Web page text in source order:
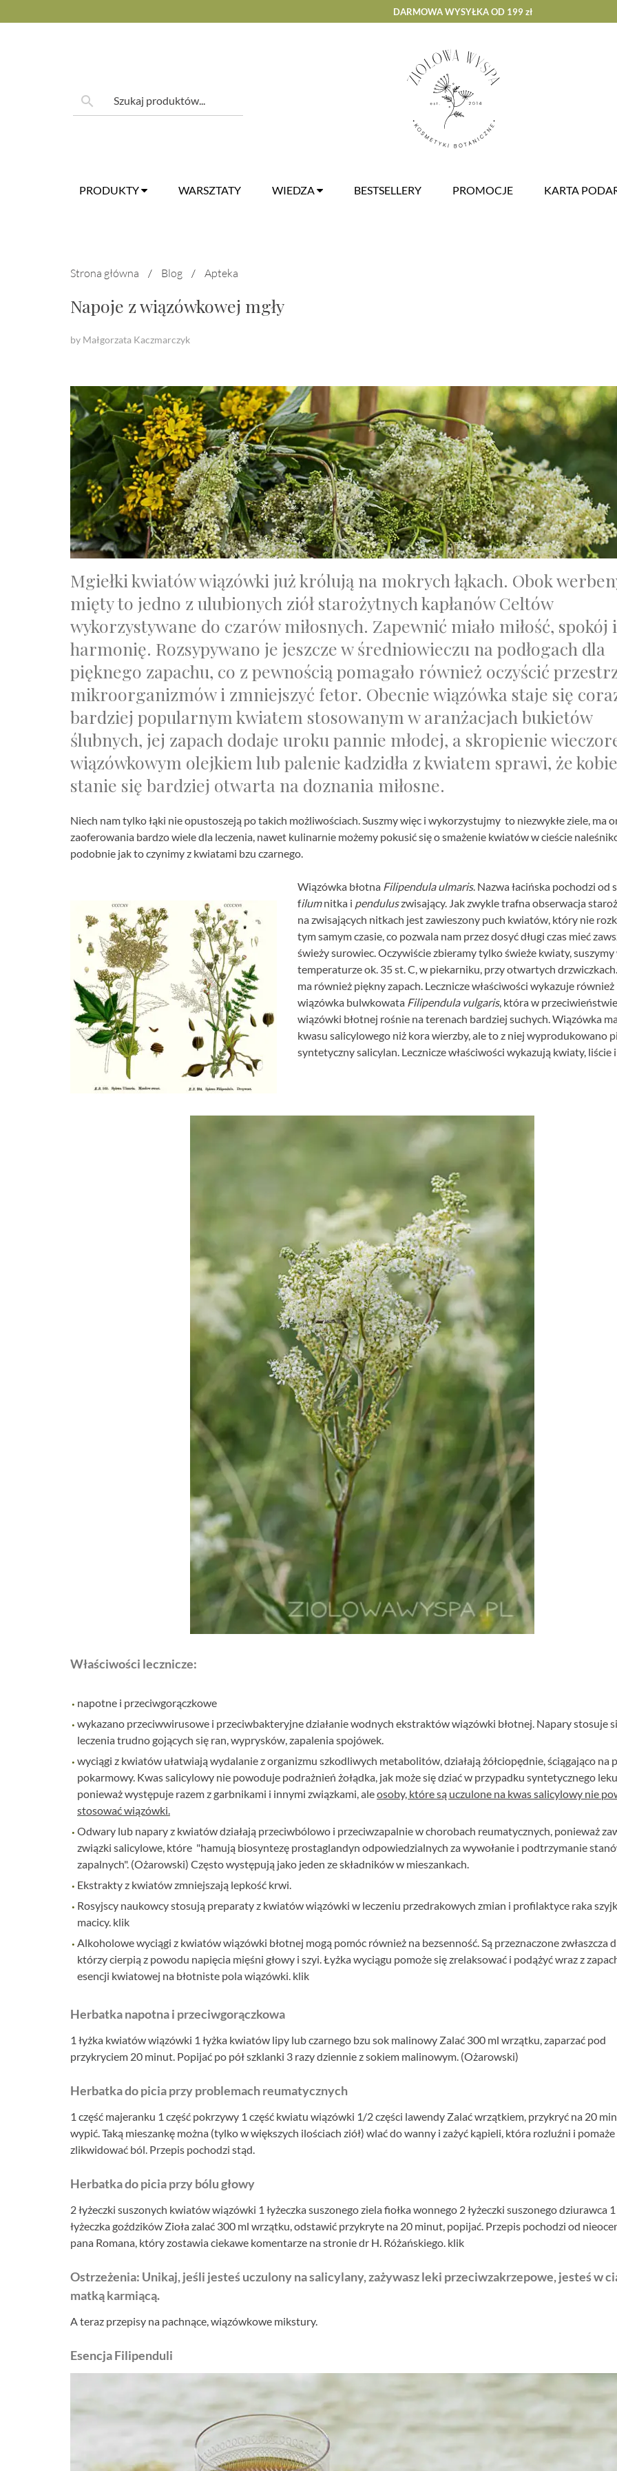
to
DARMOWA WYSYŁKA OD 199 zł
search
PRODUKTY WARSZTATY WIEDZA BESTSELLERY PROMOCJE KARTA
Strona główna / Blog / Apteka
Napoje z wiązówkowej mgły
by Małgorzata Kaczmarczyk
Mgiełki kwiatów wiązówki już królują na mokrych łąkach. Obok
mięty to jedno z ulubionych ziół starożytnych kapłanów Celtów
wykorzystywane do czarów miłosnych. Zapewnić miało miłość, spokój i
harmonię. Rozsypywano je jeszcze w średniowieczu na podłogach dla
pięknego zapachu, co z pewnością pomagało również oczyścić
mikroorganizmów i zmniejszyć fetor. Obecnie wiązówka staje się
bardziej popularnym kwiatem stosowanym w aranżacjach bukietów
ślubnych, jej zapach dodaje uroku pannie młodej, a skropienie
wiązówkowym olejkiem lub palenie kadzidła z kwiatem sprawi, że
stanie się bardziej otwarta na doznania miłosne.
Niech nam tylko łąki nie opustoszeją po takich możliwościach. Suszmy więc i wykorzystujmy to niezwykłe ziele, ma
zaoferowania bardzo wiele dla leczenia, nawet kulinarnie możemy pokusić się o smażenie kwiatów w cieście
podobnie jak to czynimy z kwiatami bzu czarnego.
Wiązówka błotna Filipendula ulmaris. Nazwa łacińska pochodzi od
filumnitka i penduluszwisający. Jak zwykle trafna obserwacja
na zwisających nitkach jest zawieszony puch kwiatów, który nie
tym samym czasie, co pozwala nam przez dosyć długi czas mieć
świeży surowiec. Oczywiście zbieramy tylko świeże kwiaty, suszymy
temperaturze ok. 35 st. C, w piekarniku, przy otwartych
ma również piękny zapach. Lecznicze właściwości wykazuje również
wiązówka bulwkowata Filipendula vulgaris, która w
wiązówki błotnej rośnie na terenach bardziej suchych. Wiązówka
kwasu salicylowego niż kora wierzby, ale to z niej wyprodukowano
syntetyczny salicylan. Lecznicze właściwości wykazują kwiaty, liście
Właściwości lecznicze:
napotne i przeciwgorączkowe
wykazano przeciwwirusowe i przeciwbakteryjne działanie wodnych ekstraktów wiązówki błotnej. Napary stosuje
leczenia trudno gojących się ran, wyprysków, zapalenia spojówek.
wyciągi z kwiatów ułatwiają wydalanie z organizmu szkodliwych metabolitów, działają żółciopędnie, ściągająco na
pokarmowy. Kwas salicylowy nie powoduje podrażnień żołądka, jak może się dziać w przypadku syntetycznego leku,
ponieważ występuje razem z garbnikami i innymi związkami, aleosoby, które są uczulone na kwas salicylowy nie
stosować wiązówki.
Odwary lub napary z kwiatów działają przeciwbólowo i przeciwzapalnie w chorobach reumatycznych, ponieważ
związki salicylowe, które "hamują biosyntezę prostaglandyn odpowiedzialnych za wywołanie i podtrzymanie
zapalnych". (Ożarowski) Często występują jako jeden ze składników w mieszankach.
Ekstrakty z kwiatów zmniejszają lepkość krwi.
Rosyjscy naukowcy stosują preparaty z kwiatów wiązówki w leczeniu przedrakowych zmian i profilaktyce raka
macicy. klik
Alkoholowe wyciągi z kwiatów wiązówki błotnej mogą pomóc również na bezsenność. Są przeznaczone zwłaszcza
którzy cierpią z powodu napięcia mięśni głowy i szyi. Łyżka wyciągu pomoże się zrelaksować i podążyć wraz z
esencji kwiatowej na błotniste pola wiązówki. klik
Herbatka napotna i przeciwgorączkowa
1 łyżka kwiatów wiązówki 1 łyżka kwiatów lipy lub czarnego bzu sok malinowy Zalać 300 ml wrzątku, zaparzać pod
przykryciem 20 minut. Popijać po pół szklanki 3 razy dziennie z sokiem malinowym. (Ożarowski)
Herbatka do picia przy problemach reumatycznych
1 część majeranku 1 część pokrzywy 1 część kwiatu wiązówki 1/2 części lawendy Zalać wrzątkiem, przykryć na 20
wypić. Taką mieszankę można (tylko w większych ilościach ziół) wlać do wanny i zażyć kąpieli, która rozluźni i pomaże
zlikwidować ból. Przepis pochodzi stąd.
Herbatka do picia przy bólu głowy
2 łyżeczki suszonych kwiatów wiązówki 1 łyżeczka suszonego ziela fiołka wonnego 2 łyżeczki suszonego dziurawca 1
łyżeczka goździków Zioła zalać 300 ml wrzątku, odstawić przykryte na 20 minut, popijać. Przepis pochodzi od
pana Romana, który zostawia ciekawe komentarze na stronie dr H. Różańskiego. klik
Ostrzeżenia: Unikaj, jeśli jesteś uczulony na salicylany, zażywasz leki przeciwzakrzepowe, jesteś w
matką karmiącą.
A teraz przepisy na pachnące, wiązówkowe mikstury.
Esencja Filipenduli